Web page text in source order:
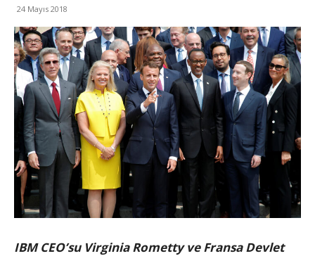
24 Mayıs 2018
IBM CEO’su Virginia Rometty ve Fransa Devlet